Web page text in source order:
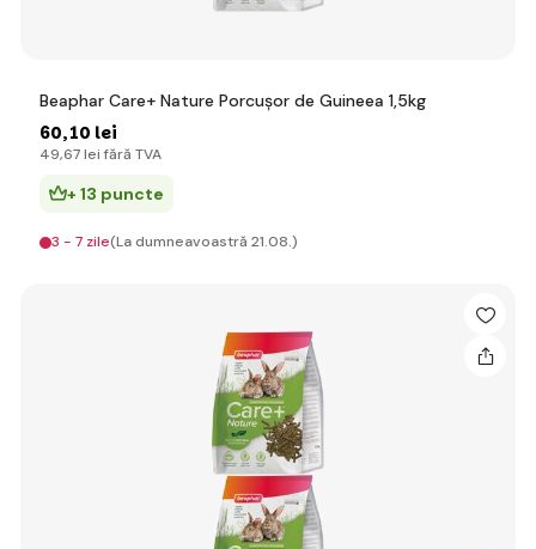
Beaphar Care+ Nature Porcușor de Guineea 1,5kg
60,10 lei
49,67 lei fără TVA
+ 13 puncte
3 - 7 zile(La dumneavoastră 21.08.)